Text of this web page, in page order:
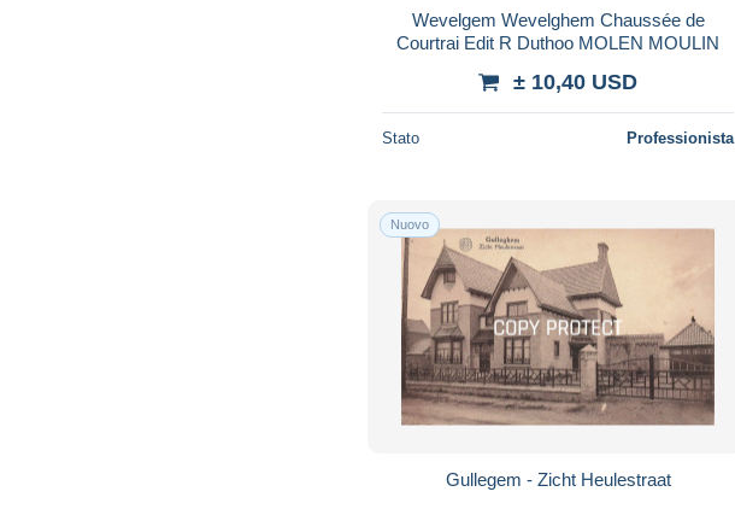
Wevelgem Wevelghem Chaussée de
Courtrai Edit R Duthoo MOLEN MOULIN
± 10,40 USD
Stato Professionista
Nuovo
Gullegem - Zicht Heulestraat